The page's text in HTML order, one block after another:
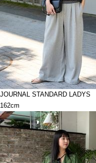
JOURNAL STANDARD LADYS
162cm